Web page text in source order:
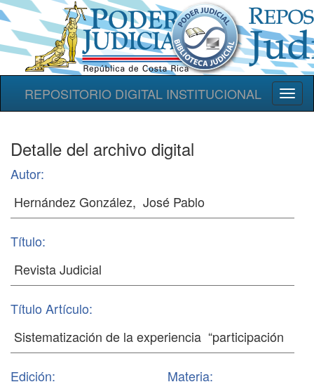
REPOSITORIO DIGITAL INSTITUCIONAL
Detalle del archivo digital
Autor:
Título:
Título Artículo:
Edición: Materia: